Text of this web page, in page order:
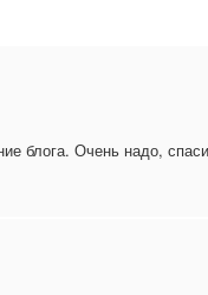
блога. Очень надо,